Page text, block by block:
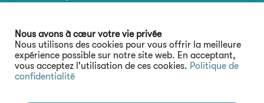
Nous avons à cœur votre vie privée
Nous utilisons des cookies pour vous offrir la meilleure
expérience possible sur notre site web. En acceptant,
vous acceptez l'utilisation de ces cookies. Politique de
confidentialité